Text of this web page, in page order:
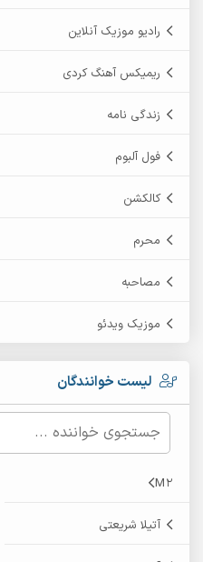
رادیو موزیک آنلاین
ریمیکس آهنگ کردی
زندگی نامه
فول آلبوم
کالکشن
محرم
مصاحبه
موزیک ویدئو
لیست خوانندگان
M2
آتیلا شریعتی